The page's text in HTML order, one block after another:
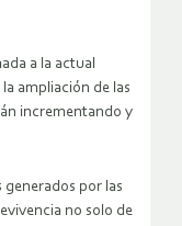
a la actual
ampliación de las
incrementando y
generados por las
no solo de